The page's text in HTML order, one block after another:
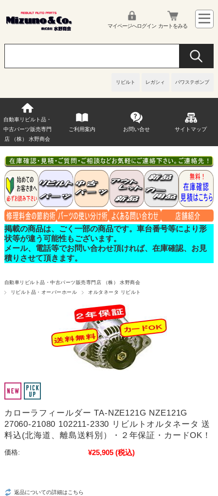
リビルト レガシィ パワステポンプ
マイページへログイン カートをみる
自動車リビルト品・
中古パーツ販売専門
店 （株） 水野商会
ご利用案内 お問い合せ サイトマップ
掲載の商品は、ごく一部の商品です。車台番号等により形
状等が違う可能性もございます。
メール、電話等でお問い合わせ頂ければ、在庫確認、お見
積りさせて頂きます。
自動車リビルト品・中古パーツ販売専門店 （株） 水野商会
リビルト品・オーバーホール
オルタネータ リビルト
カローラフィールダー TA-NZE121G NZE121G
27060-21080 102211-2330 リビルトオルタネータ 送
料込(北海道、離島送料別）・２年保証・カードOK！
価格: ¥25,905 (税込)
返品についての詳細はこちら